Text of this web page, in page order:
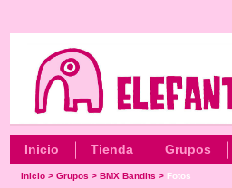
Inicio Tienda Grupos
Inicio >Grupos >BMX Bandits > Fotos